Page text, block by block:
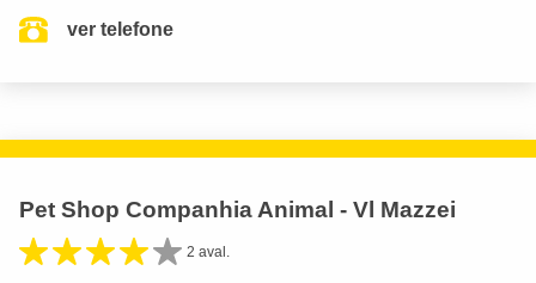
ver telefone
Pet Shop Companhia Animal - Vl Mazzei
2 aval.